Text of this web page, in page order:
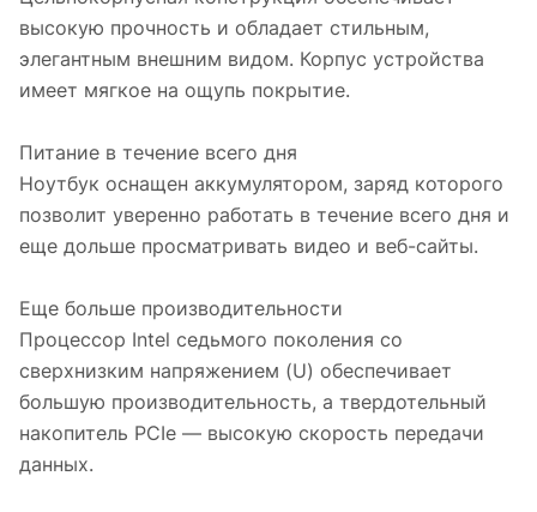
высокую прочность и обладает стильным,
элегантным внешним видом. Корпус устройства
имеет мягкое на ощупь покрытие.
Питание в течение всего дня
Ноутбук оснащен аккумулятором, заряд которого
позволит уверенно работать в течение всего дня и
еще дольше просматривать видео и веб-сайты.
Еще больше производительности
Процессор Intel седьмого поколения со
сверхнизким напряжением (U) обеспечивает
большую производительность, а твердотельный
накопитель PCIe — высокую скорость передачи
данных.